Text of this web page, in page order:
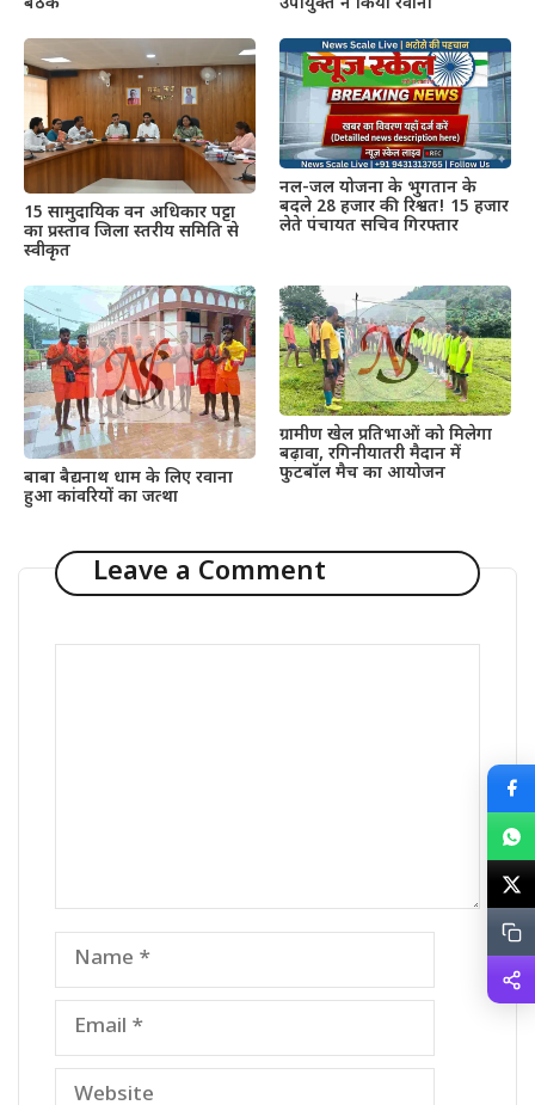
बैठक
उपायुक्त ने किया रवाना
15 सामुदायिक वन अधिकार पट्टा
का प्रस्ताव जिला स्तरीय समिति से
स्वीकृत
नल-जल योजना के भुगतान के
बदले 28 हजार की रिश्वत! 15 हजार
लेते पंचायत सचिव गिरफ्तार
बाबा बैद्यनाथ धाम के लिए रवाना
हुआ कांवरियों का जत्था
ग्रामीण खेल प्रतिभाओं को मिलेगा
बढ़ावा, रगिनीयातरी मैदान में
फुटबॉल मैच का आयोजन
Leave a Comment
Name
Email
Website